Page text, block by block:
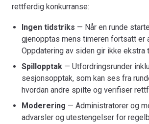
rettferdig konkurranse:
Ingen tidstriks — Når en runde
gjenopptas mens timeren fortsatt er
Oppdatering av siden gir ikke ekstra
Spillopptak — Utfordringsrunder
sesjonsopptak, som kan ses fra
hvordan andre spilte og verifiser
Moderering — Administratorer og
advarsler og utestengelser for